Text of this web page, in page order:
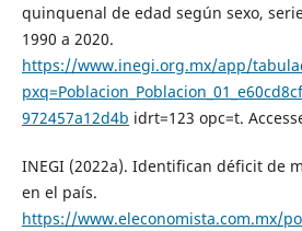
quinquenal de edad según sexo,
1990 a 2020.
https://www.inegi.org.mx/app/
972457a12d4b idrt=123 opc=t.
INEGI (2022a). Identifican déficit de
en el país.
https://www.eleconomista.com.mx/